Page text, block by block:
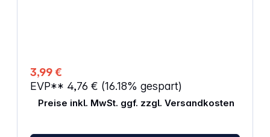
3,99 €
EVP** 4,76 € (16.18% gespart)
Preise inkl. MwSt. ggf. zzgl. Versandkosten